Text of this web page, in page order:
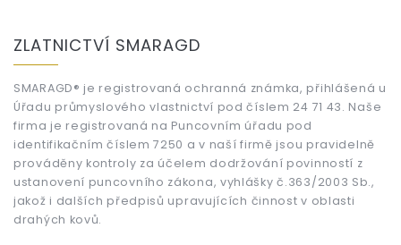
ZLATNICTVÍ SMARAGD
SMARAGD® je registrovaná ochranná známka, přihlášená u
Úřadu průmyslového vlastnictví pod číslem 24 71 43. Naše
firma je registrovaná na Puncovním úřadu pod
identifikačním číslem 7250 a v naší firmě jsou pravidelně
prováděny kontroly za účelem dodržování povinností z
ustanovení puncovního zákona, vyhlášky č.363/2003 Sb.,
jakož i dalších předpisů upravujících činnost v oblasti
drahých kovů.